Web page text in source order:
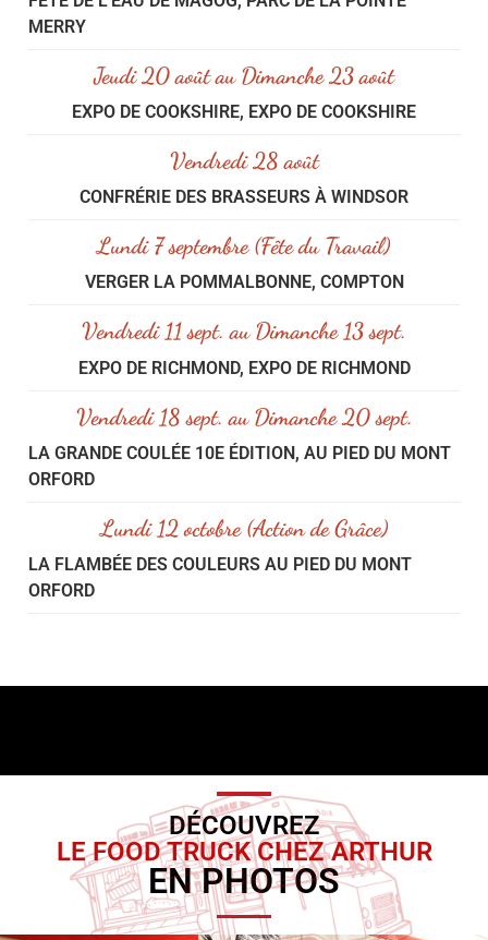
MERRY
Jeudi 20 août au Dimanche 23 août
EXPO DE COOKSHIRE, EXPO DE COOKSHIRE
Vendredi 28 août
CONFRÉRIE DES BRASSEURS À WINDSOR
Lundi 7 septembre (Fête du Travail)
VERGER LA POMMALBONNE, COMPTON
Vendredi 11 sept. au Dimanche 13 sept.
EXPO DE RICHMOND, EXPO DE RICHMOND
Vendredi 18 sept. au Dimanche 20 sept.
LA GRANDE COULÉE 10E ÉDITION, AU PIED DU MONT
ORFORD
Lundi 12 octobre (Action de Grâce)
LA FLAMBÉE DES COULEURS AU PIED DU MONT
ORFORD
DÉCOUVREZ
LE FOOD TRUCK CHEZ ARTHUR
EN PHOTOS